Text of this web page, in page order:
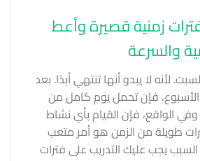
زمنية قصيرة وأعط
والسرعة
لأنه لا يبدو أنها تنتهي أبدًا. بعد
فإن تحمل يوم كامل من
الواقع، فإن القيام بأي نشاط
طويلة من الزمن هو أمر متعب
يجب عليك التدريب على فترات